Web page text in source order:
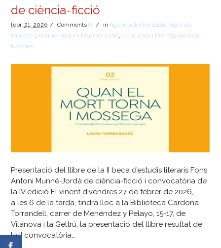
de ciència-ficció
febr. 21, 2026 / Comments0 / inAgenda del Fantàstic,Agenda
Fantàstic, Beques Antoni Munné-Jordà,Concursos i Premis,General,
Notícies
Presentació del llibre de la II beca d’estudis literaris Fons
Antoni Munné-Jordà de ciència-ficció i convocatòria de
la IV edició El vinent divendres 27 de febrer de 2026,
a les 6 de la tarda, tindrà lloc a la Biblioteca Cardona
Torrandell, carrer de Menéndez y Pelayo, 15-17, de
Vilanova i la Geltrú, la presentació del llibre resultat de
la II convocatòria…